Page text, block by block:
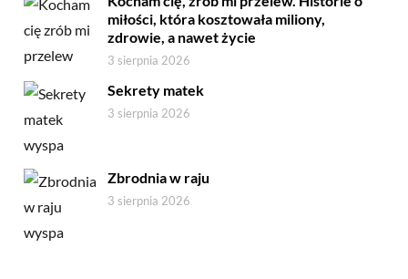
miłości, która kosztowała miliony,
zdrowie, a nawet życie
3 sierpnia 2026
Sekrety matek
3 sierpnia 2026
Zbrodnia w raju
3 sierpnia 2026